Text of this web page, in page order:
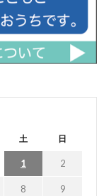
土 日
1 2
8 9